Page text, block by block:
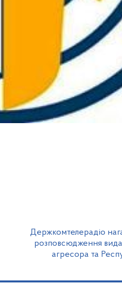
Держкомтелерадіо
розповсюдження
агресора та